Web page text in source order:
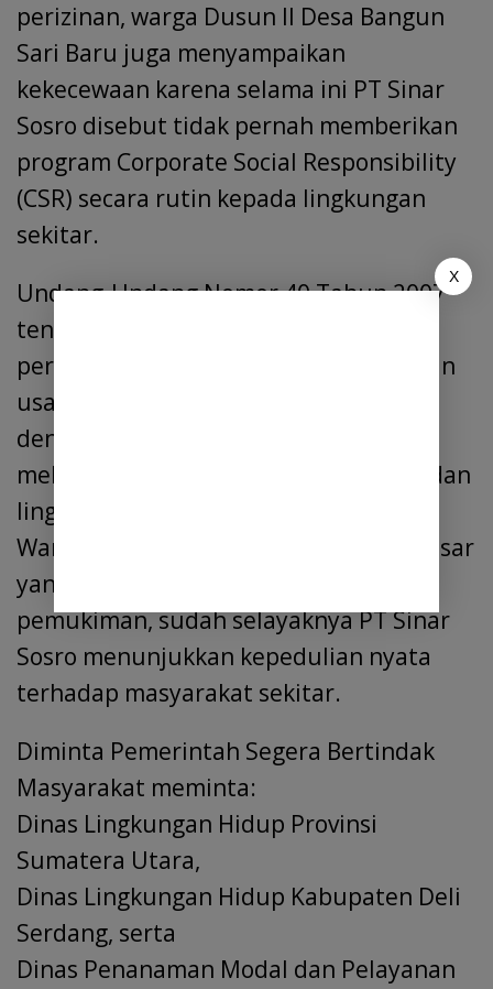
perizinan, warga Dusun II Desa Bangun
Sari Baru juga menyampaikan
kekecewaan karena selama ini PT Sinar
Sosro disebut tidak pernah memberikan
program Corporate Social Responsibility
(CSR) secara rutin kepada lingkungan
sekitar.
Undang-Undang Nomor 40 Tahun 2007
tentang Perseroan Terbatas, Pasal 74,
perusahaan yang menjalankan kegiatan
usaha di bidang dan/atau berkaitan
dengan sumber daya alam wajib
melaksanakan tanggung jawab sosial dan
lingkungan.
Warga menilai, sebagai perusahaan besar
yang berdampingan langsung dengan
pemukiman, sudah selayaknya PT Sinar
Sosro menunjukkan kepedulian nyata
terhadap masyarakat sekitar.
Diminta Pemerintah Segera Bertindak
Masyarakat meminta:
Dinas Lingkungan Hidup Provinsi
Sumatera Utara,
Dinas Lingkungan Hidup Kabupaten Deli
Serdang, serta
Dinas Penanaman Modal dan Pelayanan
X